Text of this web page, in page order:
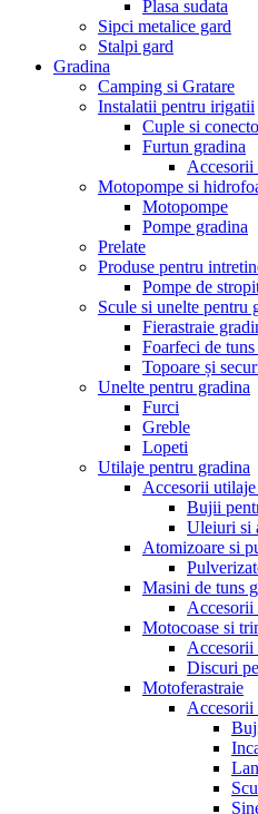
Plasa sudata
Sipci metalice gard
Stalpi gard
Gradina
Camping si Gratare
Instalatii pentru irigatii
Cuple si
Furtun gradina
Accesorii
Motopompe si
Motopompe
Pompe gradina
Prelate
Produse pentru
Pompe de
Scule si unelte pentru
Fierastraie
Foarfeci de
Topoare și
Unelte pentru gradina
Furci
Greble
Lopeti
Utilaje pentru gradina
Accesorii
Bujii
Uleiuri si
Atomizoare si
Masini de tuns
Accesorii
Motocoase si
Accesorii
Discuri
Motoferastraie
Accesorii